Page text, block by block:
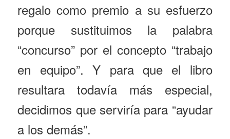
regalo como premio a su esfuerzo
porque sustituimos la palabra
“concurso” por el concepto “trabajo
en equipo”. Y para que el libro
resultara todavía más especial,
decidimos que serviría para “ayudar
a los demás”.